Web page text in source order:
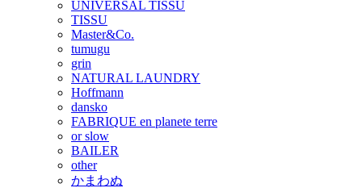
UNIVERSAL TISSU
TISSU
Master&Co.
tumugu
grin
NATURAL LAUNDRY
Hoffmann
dansko
FABRIQUE en planete terre
or slow
BAILER
other
かまわぬ